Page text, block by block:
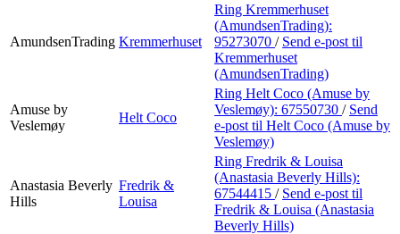
AmundsenTrading Kremmerhuset
Ring Kremmerhuset
(AmundsenTrading):
95273070 / Send e-post til
Kremmerhuset
(AmundsenTrading)
Amuse by
Veslemøy
Helt Coco
Ring Helt Coco (Amuse by
Veslemøy): 67550730 / Send
e-post til Helt Coco (Amuse by
Veslemøy)
Anastasia Beverly
Hills
Fredrik &
Louisa
Ring Fredrik & Louisa
(Anastasia Beverly Hills):
67544415 / Send e-post til
Fredrik & Louisa (Anastasia
Beverly Hills)